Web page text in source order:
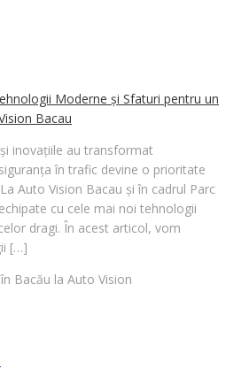
Moderne și Sfaturi pentru un
Bacau
inovațiile au transformat
în trafic devine o prioritate
Auto Vision Bacau și în cadrul Parc
cu cele mai noi tehnologii
dragi. În acest articol, vom
[…]